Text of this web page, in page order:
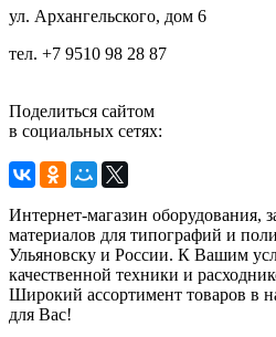
ул. Архангельского, дом 6
тел. +7 9510 98 28 87
Поделиться сайтом
в социальных сетях:
Интернет-магазин оборудования,
материалов для типографий и
Ульяновску и России. К Вашим
качественной техники и
Широкий ассортимент товаров в
для Вас!